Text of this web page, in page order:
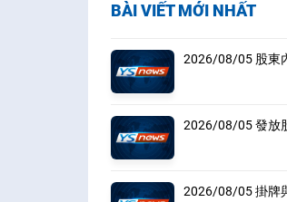
BÀI VIẾT MỚI NHẤT
2026/08/05 股東
2026/08/05 發放
2026/08/05 掛牌